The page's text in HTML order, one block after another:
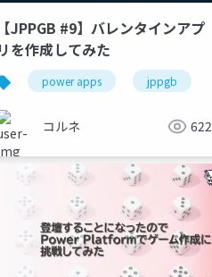
【JPPGB #9】バレンタインアプ
リを作成してみた
power apps jppgb
コルネ 622